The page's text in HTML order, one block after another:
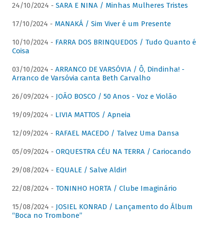
24/10/2024 - SARA E NINA / Minhas Mulheres Tristes
17/10/2024 - MANAKÁ / Sim Viver é um Presente
10/10/2024 - FARRA DOS BRINQUEDOS / Tudo Quanto é
Coisa
03/10/2024 - ARRANCO DE VARSÓVIA / Ô, Dindinha! -
Arranco de Varsóvia canta Beth Carvalho
26/09/2024 - JOÃO BOSCO / 50 Anos - Voz e Violão
19/09/2024 - LIVIA MATTOS / Apneia
12/09/2024 - RAFAEL MACEDO / Talvez Uma Dansa
05/09/2024 - ORQUESTRA CÉU NA TERRA / Cariocando
29/08/2024 - EQUALE / Salve Aldir!
22/08/2024 - TONINHO HORTA / Clube Imaginário
15/08/2024 - JOSIEL KONRAD / Lançamento do Álbum
“Boca no Trombone”